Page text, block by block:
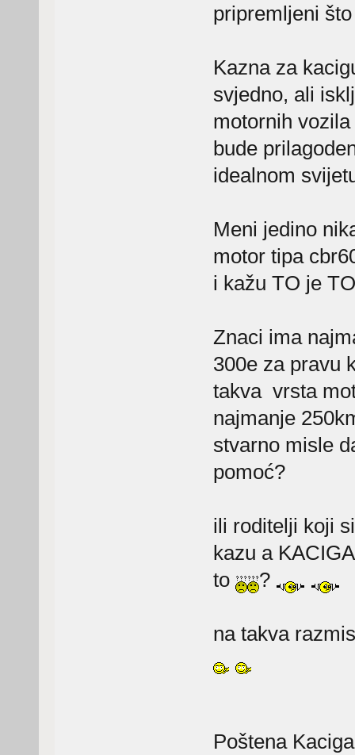
pripremljeni
Kazna za
svjedno, ali
motornih
bude
idealnom
Meni jedino
motor tipa
i kažu TO je
Znaci ima
300e za pravu
takva vrsta
najmanje
stvarno misle
pomoć?
ili roditelji koji
kazu a
to
?
na takva
Poštena